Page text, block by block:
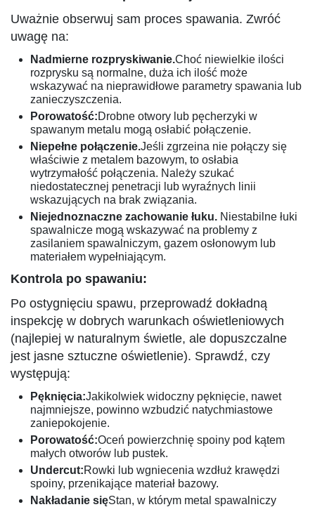
Uważnie obserwuj sam proces spawania. Zwróć
uwagę na:
Nadmierne rozpryskiwanie.Choć niewielkie ilości
rozprysku są normalne, duża ich ilość może
wskazywać na nieprawidłowe parametry spawania lub
zanieczyszczenia.
Porowatość:Drobne otwory lub pęcherzyki w
spawanym metalu mogą osłabić połączenie.
Niepełne połączenie.Jeśli zgrzeina nie połączy się
właściwie z metalem bazowym, to osłabia
wytrzymałość połączenia. Należy szukać
niedostatecznej penetracji lub wyraźnych linii
wskazujących na brak związania.
Niejednoznaczne zachowanie łuku. Niestabilne łuki
spawalnicze mogą wskazywać na problemy z
zasilaniem spawalniczym, gazem osłonowym lub
materiałem wypełniającym.
Kontrola po spawaniu:
Po ostygnięciu spawu, przeprowadź dokładną
inspekcję w dobrych warunkach oświetleniowych
(najlepiej w naturalnym świetle, ale dopuszczalne
jest jasne sztuczne oświetlenie). Sprawdź, czy
występują:
Pęknięcia:Jakikolwiek widoczny pęknięcie, nawet
najmniejsze, powinno wzbudzić natychmiastowe
zaniepokojenie.
Porowatość:Oceń powierzchnię spoiny pod kątem
małych otworów lub pustek.
Undercut:Rowki lub wgniecenia wzdłuż krawędzi
spoiny, przenikające materiał bazowy.
Nakładanie sięStan, w którym metal spawalniczy